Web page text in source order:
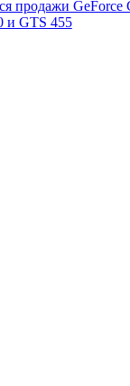
продажи GeForce
и GTS 455